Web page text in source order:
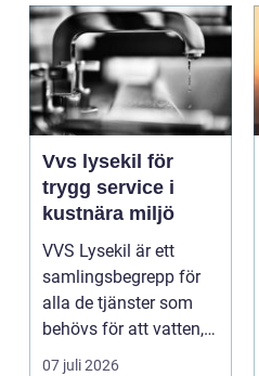
Vvs lysekil för
trygg service i
kustnära miljö
VVS Lysekil är ett
samlingsbegrepp för
alla de tjänster som
behövs för att vatten,
värme och avlopp ...
07 juli 2026